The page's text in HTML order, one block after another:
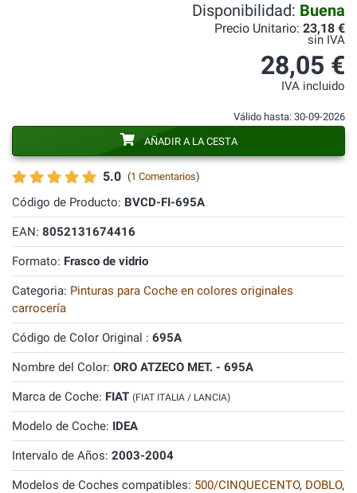
5.0 (1 Comentarios)
Código de Producto: BVCD-FI-695A
EAN: 8052131674416
Formato: Frasco de vidrio
Categoria: Pinturas para Coche en colores originales
carrocería
Código de Color Original : 695A
Nombre del Color: ORO ATZECO MET. - 695A
Marca de Coche: FIAT (FIAT ITALIA / LANCIA)
Modelo de Coche: IDEA
Intervalo de Años: 2003-2004
Modelos de Coches compatibles: 500/CINQUECENTO, DOBLO,
Disponibilidad: Buena
Precio Unitario: 23,18 €
sin IVA
28,05 €
IVA incluido
Válido hasta: 30-09-2026
AÑADIR A LA CESTA